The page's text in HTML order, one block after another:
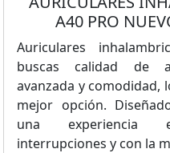
A40 PRO
Auriculares
buscas calidad de
avanzada y comodidad,
mejor opción.
una experiencia
interrupciones y con la